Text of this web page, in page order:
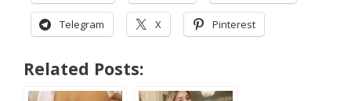
Telegram X Pinterest
Related Posts: